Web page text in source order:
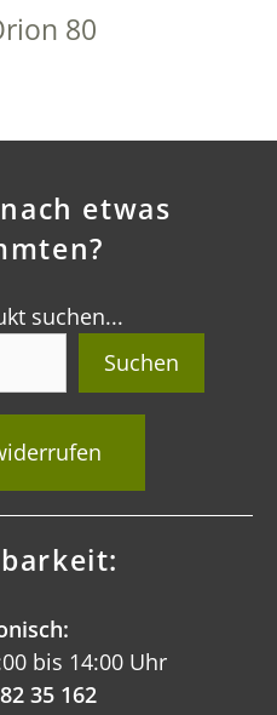
80
etwas
suchen...
Suchen
bis 14:00 Uhr
35 162